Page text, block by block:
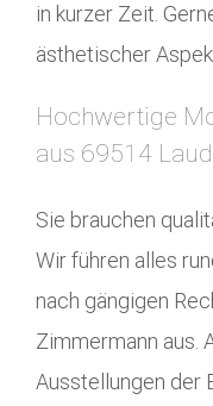
in kurzer Zeit.
ästhetischer
Hochwertige
aus 69514
Sie brauchen
Wir führen alles
nach gängigen
Zimmermann aus.
Ausstellungen der